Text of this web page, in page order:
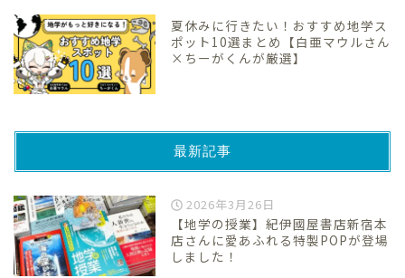
夏休みに行きたい！おすすめ地学ス
ポット10選まとめ【白亜マウルさん
×ちーがくんが厳選】
最新記事
2026年3月26日
【地学の授業】紀伊國屋書店新宿本
店さんに愛あふれる特製POPが登場
しました！